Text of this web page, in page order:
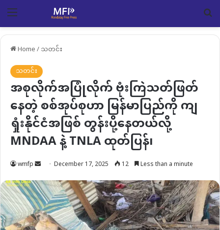
Menu
Home/သတင်း
သတင်း
အစုလိုက်အပြုံလိုက် ဗုံးကြဲသတ်ဖြတ်
နေတဲ့ စစ်အုပ်စုဟာ မြန်မာပြည်ကို ကျ
ရှုံးနိုင်ငံအဖြစ် တွန်းပို့နေတယ်လို့
MNDAA နဲ့ TNLA ထုတ်ပြန်၊
wmfp Send
email
December 17, 2025 12 Less than a minute